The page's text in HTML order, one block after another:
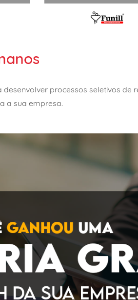
processos seletivos de
a sua empresa.